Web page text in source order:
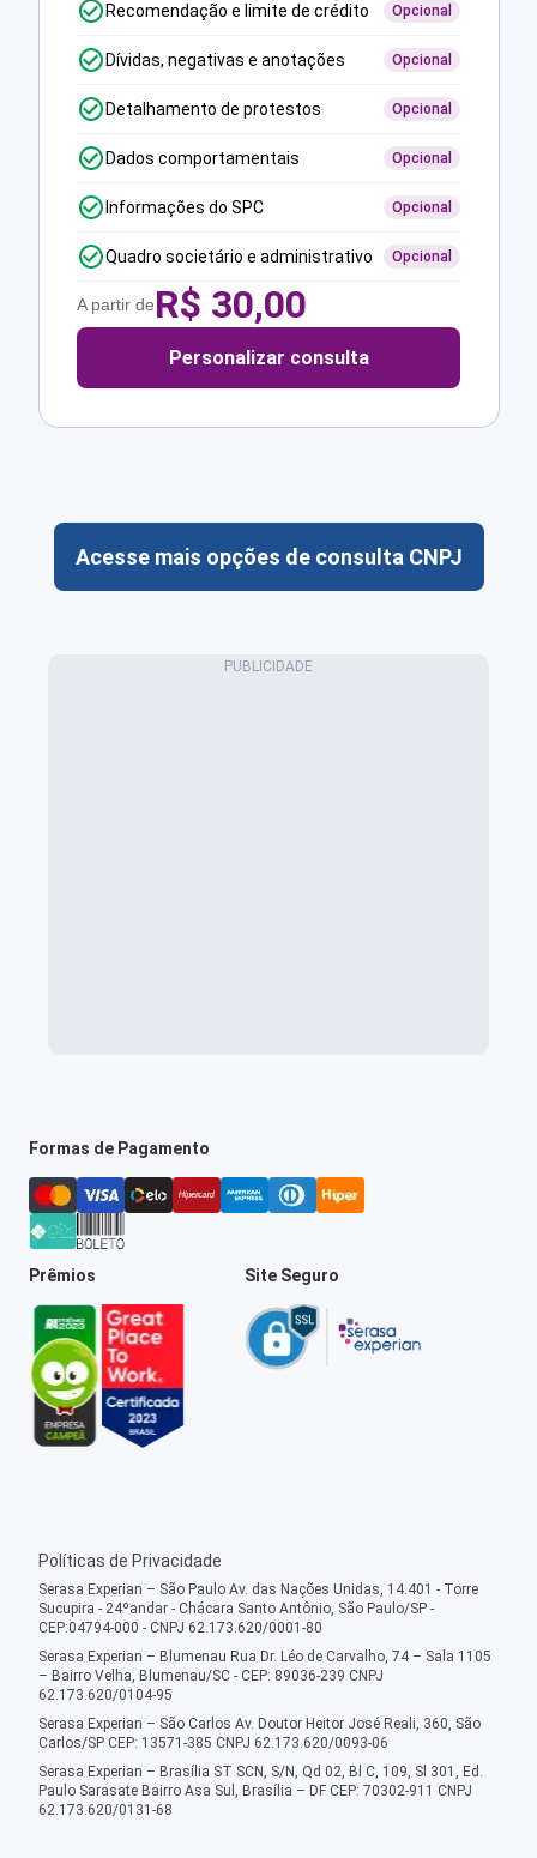
Recomendação e limite de crédito Opcional
Dívidas, negativas e anotações Opcional
Detalhamento de protestos Opcional
Dados comportamentais Opcional
Informações do SPC Opcional
Quadro societário e administrativo Opcional
A partir deR$ 30,00
Personalizar consulta
Acesse mais opções de consulta CNPJ
Formas de Pagamento
Prêmios Site Seguro
Políticas de Privacidade
Serasa Experian – São Paulo Av. das Nações Unidas, 14.401 - Torre
Sucupira - 24ºandar - Chácara Santo Antônio, São Paulo/SP -
CEP:04794-000 - CNPJ 62.173.620/0001-80
Serasa Experian – Blumenau Rua Dr. Léo de Carvalho, 74 – Sala 1105
– Bairro Velha, Blumenau/SC - CEP: 89036-239 CNPJ
62.173.620/0104-95
Serasa Experian – São Carlos Av. Doutor Heitor José Reali, 360, São
Carlos/SP CEP: 13571-385 CNPJ 62.173.620/0093-06
Serasa Experian – Brasília ST SCN, S/N, Qd 02, Bl C, 109, Sl 301, Ed.
Paulo Sarasate Bairro Asa Sul, Brasília – DF CEP: 70302-911 CNPJ
62.173.620/0131-68